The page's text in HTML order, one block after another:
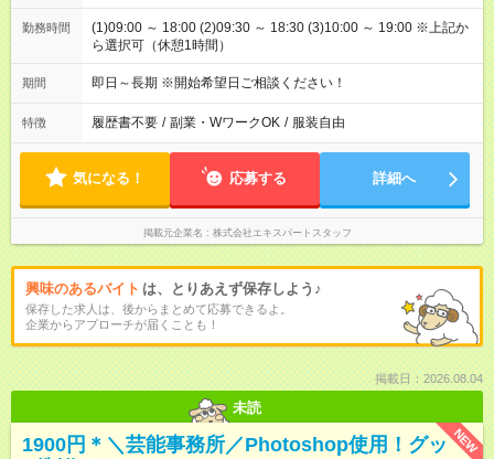
勤務時間
(1)09:00 ～ 18:00 (2)09:30 ～ 18:30 (3)10:00 ～ 19:00 ※上記か
ら選択可（休憩1時間）
期間 即日～長期 ※開始希望日ご相談ください！
特徴 履歴書不要 / 副業・WワークOK / 服装自由
気になる！ 応募する 詳細へ
掲載元企業名 株式会社エキスパートスタッフ
興味のあるバイト は、とりあえず保存しよう♪
保存した求人は、後からまとめて応募できるよ。
企業からアプローチが届くことも！
掲載日：2026.08.04
未読
NEW
1900円＊＼芸能事務所／Photoshop使用！グッ